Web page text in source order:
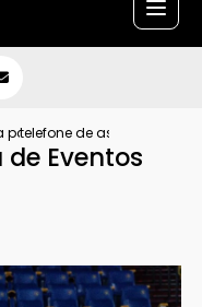
para eventos sociais
telefone de assessoria de
de Eventos